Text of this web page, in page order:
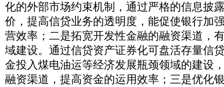
化的外部市场约束机制，通过严格的信息披
价，提高信贷业务的透明度，能促使银行加
营效率；二是拓宽开发性金融的融资渠道，
域建设。通过信贷资产证券化可盘活存量信
金投入煤电油运等经济发展瓶颈领域的建设
融资渠道，提高资金的运用效率；三是优化